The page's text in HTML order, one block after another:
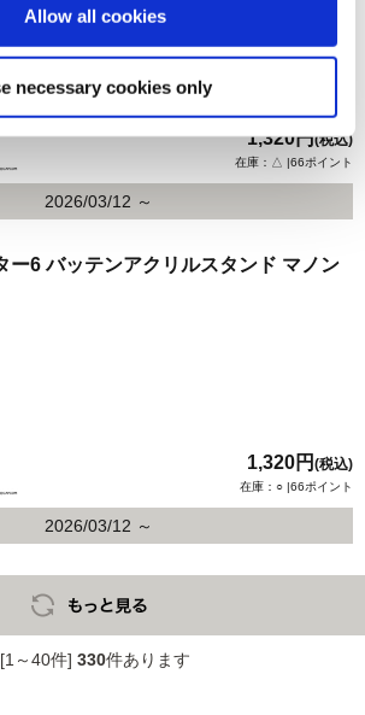
Allow all cookies
necessary cookies only
1,320円(税込)
在庫：△ |66ポイント
2026/03/12 ～
ー6 バッテンアクリルスタンド マノン
1,320円 (税込)
在庫：○ |66ポイント
2026/03/12 ～
[1～40件] 330件あります